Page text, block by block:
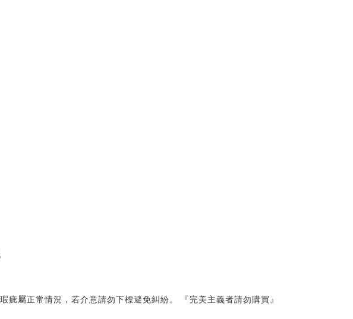
屬正常情況，若介意請勿下標避免糾紛。 『完美主義者請勿購買』